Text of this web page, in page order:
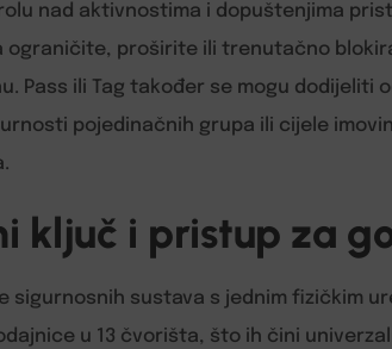
nad aktivnostima i dopuštenjima
ograničite, proširite ili trenutačno
Pass ili Tag također se mogu dodijeliti
pojedinačnih grupa ili cijele
ključ i pristup za
sigurnosnih sustava s jednim fizičkim
u 13 čvorišta, što ih čini